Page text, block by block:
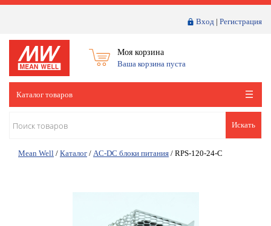
Вход | Регистрация
Моя корзина
Ваша корзина пуста
Каталог товаров
Искать
Mean Well / Каталог / AC-DC блоки питания / RPS-120-24-C